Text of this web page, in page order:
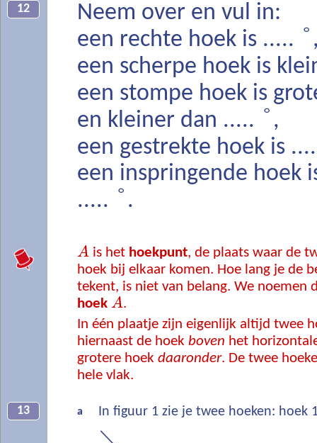
12
Neem over en vul in:
een rechte hoek is ..... °
een scherpe hoek is
een stompe hoek is
en kleiner dan ..... ° ,
een gestrekte hoek is
een inspringende hoek
..... ° .
A is het hoekpunt, de plaats waar de
hoek bij elkaar komen. Hoe lang je de
tekent, is niet van belang. We noemen
hoek A.
In één plaatje zijn eigenlijk altijd twee
hiernaast de hoek boven het
grotere hoek daaronder. De twee
hele vlak.
13 a In figuur 1 zie je twee hoeken: hoek